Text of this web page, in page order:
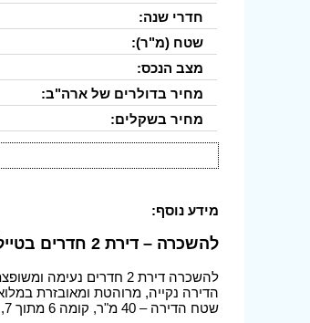
חדרי שנה:
שטח (מ"ר):
מצב הנכס:
מחיר בדולרים של ארה"ב:
מחיר בשקלים:
מידע נוסף:
להשכרה – דירת 2 חדרים בטיילת של בת ים
להשכרה דירת 2 חדרים נעימה ומשופצת, ממוקמת באזור החוף המרכזי של בת ים.
הדירה נקייה, מרוהטת ומאובזרת
שטח הדירה – 40 מ"ר, קומה 6 מתוך 7, בבניין עם מעלית.